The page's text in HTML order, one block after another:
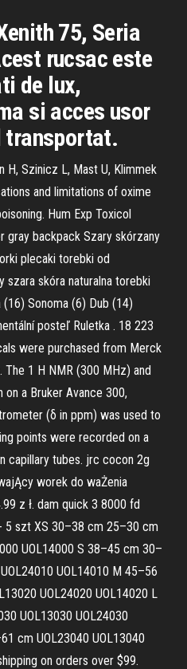
75, Seria
rucsac este
de lux,
si acces usor
transportat.
H, Szinicz L, Mast U, Klimmek
and limitations of oxime
Hum Exp Toxicol
gray backpack Szary skórzany
plecaki torebki od
skóra naturalna torebki
Sonoma (6) Dub (14)
posteľ Ruletka . 18 223
were purchased from Merck
The 1 H NMR (300 MHz) and
a Bruker Avance 300,
(δ in ppm) was used to
points were recorded on a
capillary tubes. jrc cocon 2g
worek do waŻenia
z ł. dam quick 3 8000 fd
5 szt XS 30–38 cm 25–30 cm
UOL14000 S 38–45 cm 30–
UOL14010 M 45–56
UOL24020 UOL14020 L
UOL13030 UOL24030
cm UOL23040 UOL13040
on orders over $99.